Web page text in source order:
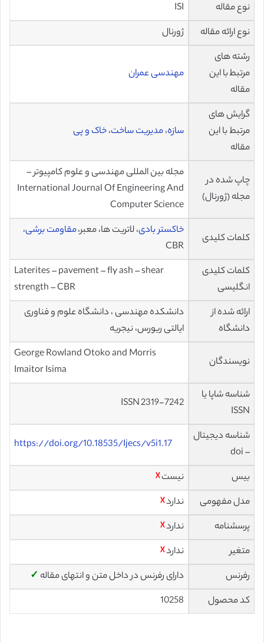
نوع مقاله
ISI
نوع ارائه مقاله
ژورنال
رشته های
مرتبط با این
مقاله
مهندسی عمران
گرایش های
مرتبط با این
مقاله
سازه،مدیریت ساخت،خاک و پی
چاپ شده در
مجله (ژورنال)
مجله بین المللی مهندسی و علوم کامپیوتر –
International Journal Of Engineering And
Computer Science
کلمات کلیدی
خاکستر بادی، لاتریت ها، معبر،مقاومت برشی،
CBR
کلمات کلیدی
انگلیسی
Laterites – pavement – fly ash – shear
strength – CBR
ارائه شده از
دانشگاه
دانشکده مهندسی ، دانشگاه علوم و فناوری
ایالتی ریورس، نیجریه
نویسندگان
George Rowland Otoko and Morris
Imaitor Isima
شناسه شاپا یا
ISSN
ISSN 2319-7242
شناسه دیجیتال
– doi
https://doi.org/10.18535/Ijecs/v5i1.17
بیس نیست☓
مدل مفهومی
ندارد☓
پرسشنامه
ندارد☓
متغیر
ندارد☓
رفرنس
دارای رفرنس در داخل متن و انتهای مقاله ✓
کد محصول
10258